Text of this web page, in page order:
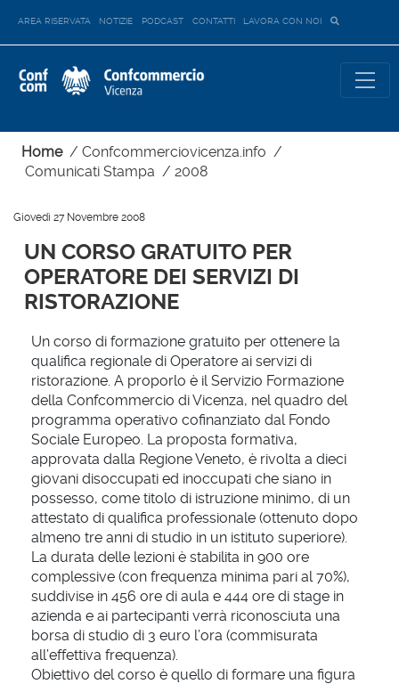
AREA RISERVATA NOTIZIE PODCAST CONTATTI LAVORA CON NOI
Home/ Confcommerciovicenza.info /
Comunicati Stampa / 2008
Giovedì 27 Novembre 2008
UN CORSO GRATUITO PER
OPERATORE DEI SERVIZI DI
RISTORAZIONE
Un corso di formazione gratuito per ottenere la
qualifica regionale di Operatore ai servizi di
ristorazione. A proporlo è il Servizio Formazione
della Confcommercio di Vicenza, nel quadro del
programma operativo cofinanziato dal Fondo
Sociale Europeo. La proposta formativa,
approvata dalla Regione Veneto, è rivolta a dieci
giovani disoccupati ed inoccupati che siano in
possesso, come titolo di istruzione minimo, di un
attestato di qualifica professionale (ottenuto dopo
almeno tre anni di studio in un istituto superiore).
La durata delle lezioni è stabilita in 900 ore
complessive (con frequenza minima pari al 70%),
suddivise in 456 ore di aula e 444 ore di stage in
azienda e ai partecipanti verrà riconosciuta una
borsa di studio di 3 euro l’ora (commisurata
all’effettiva frequenza).
Obiettivo del corso è quello di formare una figura